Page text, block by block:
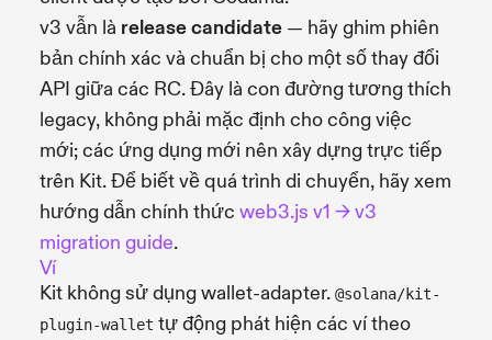
v3 vẫn là release candidate — hãy ghim phiên
bản chính xác và chuẩn bị cho một số thay đổi
API giữa các RC. Đây là con đường tương thích
legacy, không phải mặc định cho công việc
mới; các ứng dụng mới nên xây dựng trực tiếp
trên Kit. Để biết về quá trình di chuyển, hãy xem
hướng dẫn chính thức web3.js v1 → v3
migration guide.
Ví
Kit không sử dụng wallet-adapter. @solana/kit-
plugin-wallet tự động phát hiện các ví theo